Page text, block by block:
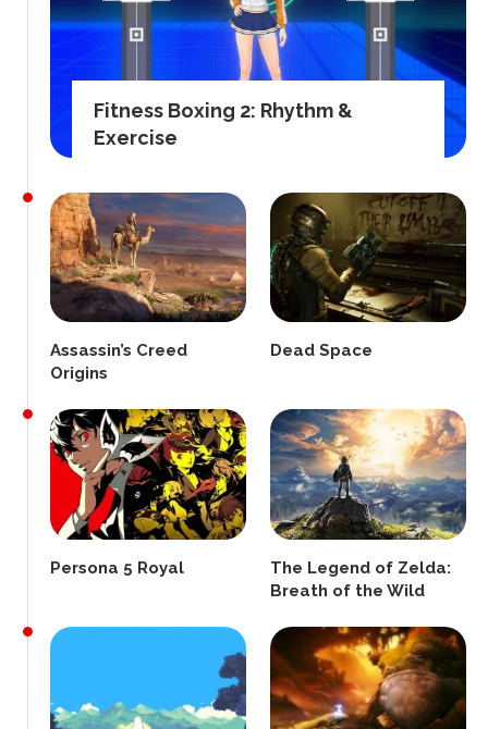
Fitness Boxing 2: Rhythm &
Exercise
Assassin’s Creed
Origins
Dead Space
Persona 5 Royal
The Legend of Zelda:
Breath of the Wild